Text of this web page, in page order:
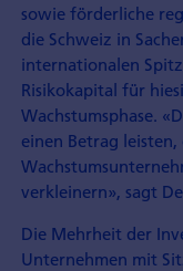
sowie förderliche
die Schweiz in
internationalen
Risikokapital für
Wachstumsphase.
einen Betrag
verkleinern», sagt
Die Mehrheit der
Unternehmen mit